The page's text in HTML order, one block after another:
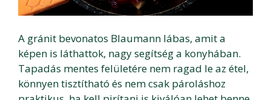
A gránit bevonatos Blaumann lábas, amit a
képen is láthattok, nagy segítség a konyhában.
Tapadás mentes felületére nem ragad le az étel,
könnyen tisztítható és nem csak pároláshoz